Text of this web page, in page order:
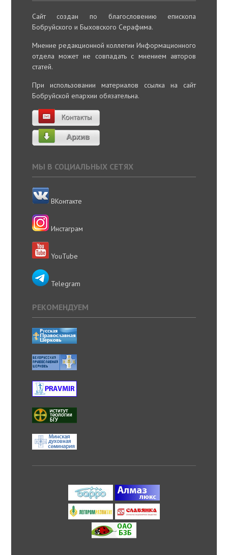
Сайт создан по благословению епископа
Бобруйского и Быховского Серафима.
Мнение редакционной коллегии Информационного
отдела может не совпадать с мнением авторов
статей.
При использовании материалов ссылка на сайт
Бобруйской епархии обязательна.
МЫ В СОЦИАЛЬНЫХ СЕТЯХ
ВКонтакте
Инстаграм
YouTube
Telegram
РЕКОМЕНДУЕМ